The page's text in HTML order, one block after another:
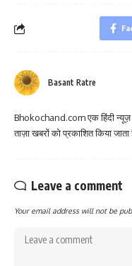
Basant Ratre
Bhokochand.com एक हिंदी न्यूज़
ताज़ा खबरों को प्रकाशित किया जाता
Leave a comment
Your email address will not be